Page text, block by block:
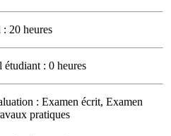
: 20 heures
étudiant : 0 heures
: Examen écrit, Examen
pratiques